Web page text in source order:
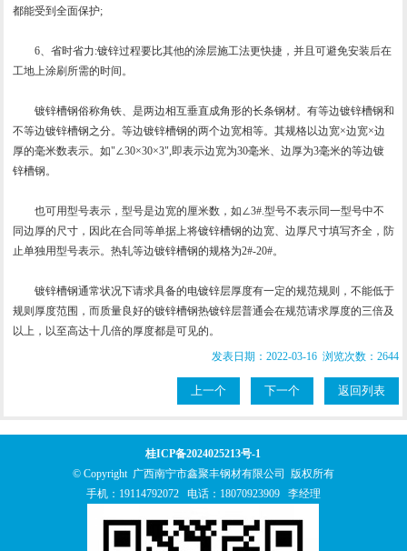
都能受到全面保护;
6、省时省力:镀锌过程要比其他的涂层施工法更快捷，并且可避免安装后在
工地上涂刷所需的时间。
镀锌槽钢俗称角铁、是两边相互垂直成角形的长条钢材。有等边镀锌槽钢和
不等边镀锌槽钢之分。等边镀锌槽钢的两个边宽相等。其规格以边宽×边宽×边
厚的毫米数表示。如"∠30×30×3",即表示边宽为30毫米、边厚为3毫米的等边镀
锌槽钢。
也可用型号表示，型号是边宽的厘米数，如∠3#.型号不表示同一型号中不
同边厚的尺寸，因此在合同等单据上将镀锌槽钢的边宽、边厚尺寸填写齐全，防
止单独用型号表示。热轧等边镀锌槽钢的规格为2#-20#。
镀锌槽钢通常状况下请求具备的电镀锌层厚度有一定的规范规则，不能低于
规则厚度范围，而质量良好的镀锌槽钢热镀锌层普通会在规范请求厚度的三倍及
以上，以至高达十几倍的厚度都是可见的。
发表日期：2022-03-16 浏览次数：2644
上一个 下一个 返回列表
桂ICP备2024025213号-1
© Copyright 广西南宁市鑫聚丰钢材有限公司 版权所有
手机： 19114792072电话： 18070923909李经理